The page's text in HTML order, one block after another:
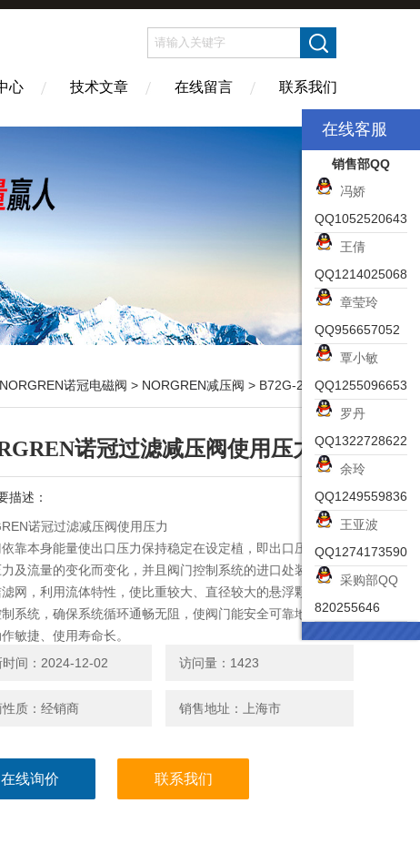
心 技术文章 在线留言 联系我们
NORGREN诺冠电磁阀 > NORGREN减压阀 > B72G-2AS-SPCN60265NORGREN诺冠过滤减压阀使用压力
诺冠过滤减压阀使用压力
描述：
诺冠过滤减压阀使用压力
靠本身能量使出口压力保持稳定在设定植，即出口压力不因
及流量的变化而变化，并且阀门控制系统的进口处装有一个
网，利用流体特性，使比重较大、直径较大的悬浮颗粒不会
系统，确保系统循环通畅无阻，使阀门能安全可靠地运行。
敏捷、使用寿命长。
时间：2024-12-02
访问量：1423
性质：经销商 销售地址：上海市
在线询价 联系我们
在线客服
销售部QQ
冯娇
QQ1052520643
王倩
QQ1214025068
章莹玲
QQ956657052
覃小敏
QQ1255096653
罗丹
QQ1322728622
余玲
QQ1249559836
王亚波
QQ1274173590
采购部QQ
820255646